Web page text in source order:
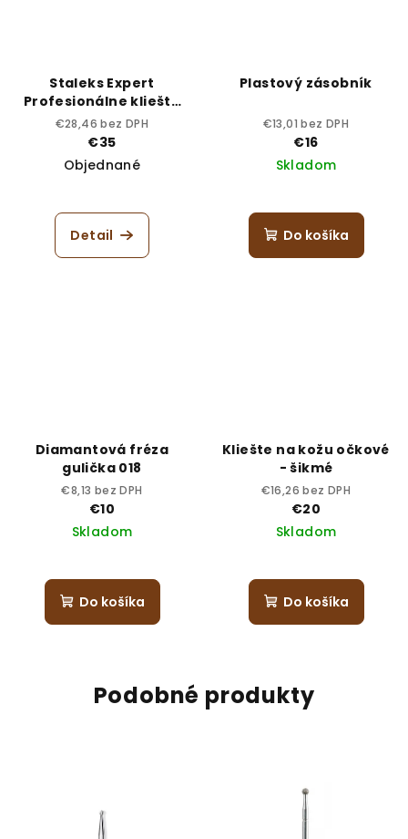
Staleks Expert
Profesionálne kliešte
NE-20-8
€28,46 bez DPH
€35
Objednané
Detail
Plastový zásobník
€13,01 bez DPH
€16
Skladom
Do košíka
Diamantová fréza
gulička 018
€8,13 bez DPH
€10
Skladom
Do košíka
Kliešte na kožu očkové
- šikmé
€16,26 bez DPH
€20
Skladom
Do košíka
Podobné produkty